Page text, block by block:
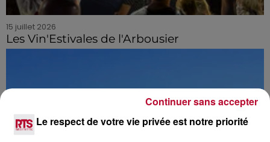
15 juillet 2026
Les Vin'Estivales de l'Arbousier
Le respect de votre vie privée est notre priorité
Continuer sans accepter